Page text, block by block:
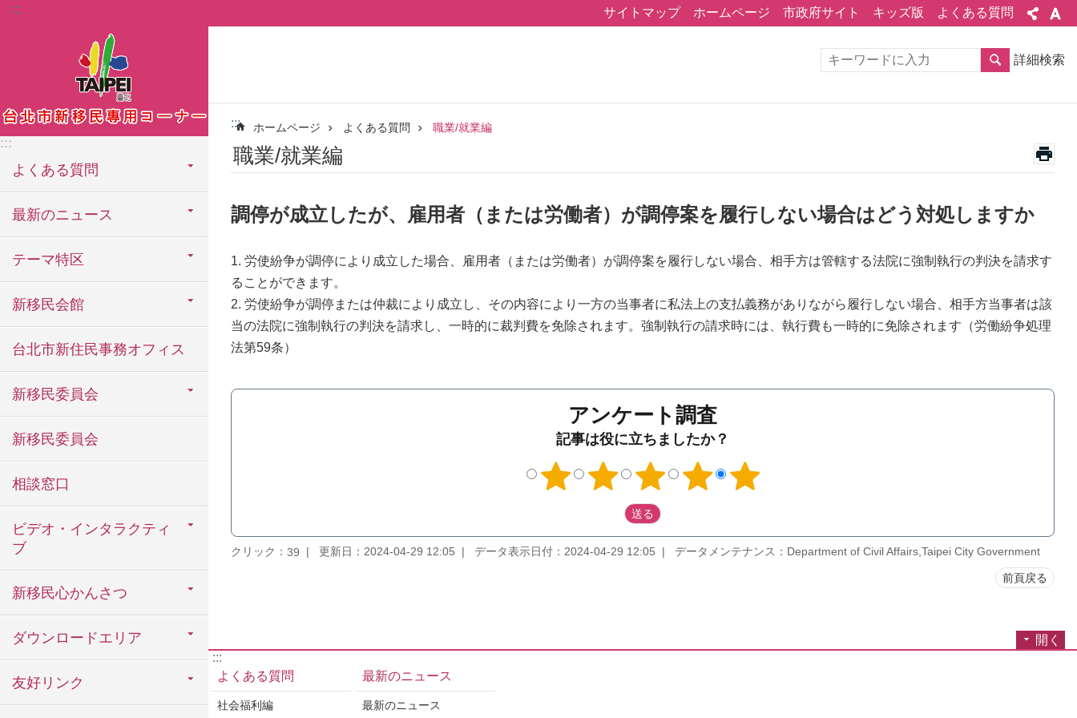
メインコンテンツブロックにスキップ
::: サイトマップ ホームページ 市政府サイト キッズ版 よくある質問
:::
よくある質問
最新のニュース
テーマ特区
新移民会館
台北市新住民事務オフィス
新移民委員会
新移民委員会
相談窓口
ビデオ・インタラクティ
ブ
新移民心かんさつ
ダウンロードエリア
友好リンク
詳細検索
::: ホームページ よくある質問 職業/就業編
職業/就業編
調停が成立したが、雇用者（または労働者）が調停案を履行しない場合はどう対処しますか
1. 労使紛争が調停により成立した場合、雇用者（または労働者）が調停案を履行しない場合、相手方は管轄する法院に強制執行の判決を請求す
ることができます。
2. 労使紛争が調停または仲裁により成立し、その内容により一方の当事者に私法上の支払義務がありながら履行しない場合、相手方当事者は該
当の法院に強制執行の判決を請求し、一時的に裁判費を免除されます。強制執行の請求時には、執行費も一時的に免除されます（労働紛争処理
法第59条）
アンケート調査
記事は役に立ちましたか？
クリック： 39 更新日：2024-04-29 12:05 データ表示日付：2024-04-29 12:05 データメンテナンス：Department of Civil Affairs,Taipei City Government
前頁戻る
開く
:::
よくある質問
社会福利編
最新のニュース
最新のニュース